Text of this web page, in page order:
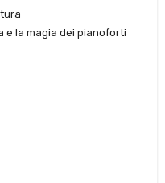
e la magia dei pianoforti